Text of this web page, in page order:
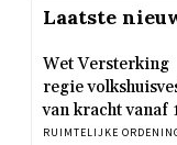
Laatste
Wet Versterking
regie
van kracht vanaf
RUIMTELIJKE